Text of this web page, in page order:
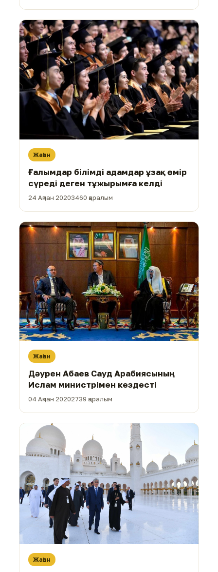
Жаһан
Ғалымдар білімді адамдар ұзақ өмір
сүреді деген тұжырымға келді
24 Ақпан 20203460 қаралым
Жаһан
Дәурен Абаев Сауд Арабиясының
Ислам министрімен кездесті
04 Ақпан 20202739 қаралым
Жаһан